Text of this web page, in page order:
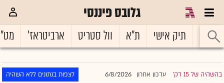
גלובס פיננסי
ראשי תיק אישי ת"א וול סטריט ארביטראז'
בהשהיה של 15 דק' |עדכון אחרון 6/8/2026 לצפות בנתונים ללא השהיה